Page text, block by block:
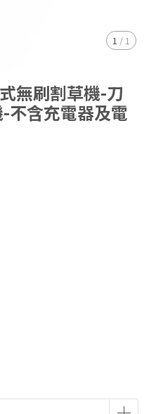
1 / 1
無刷割草機-刀
不含充電器及電